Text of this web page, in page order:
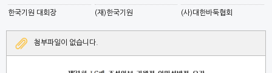
한국기원 대회장 (재)한국기원 (사)대한바둑협회
첨부파일이 없습니다.